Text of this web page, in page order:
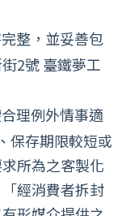
整，並妥善包
2號 臺鐵夢工
理例外情事適
保存期限較短或
所為之客製化
經消費者拆封